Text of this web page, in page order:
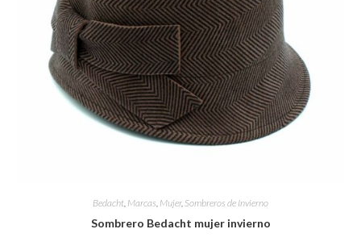
Bedacht, Marcas, Mujer, Sombreros de Invierno
Sombrero Bedacht mujer invierno